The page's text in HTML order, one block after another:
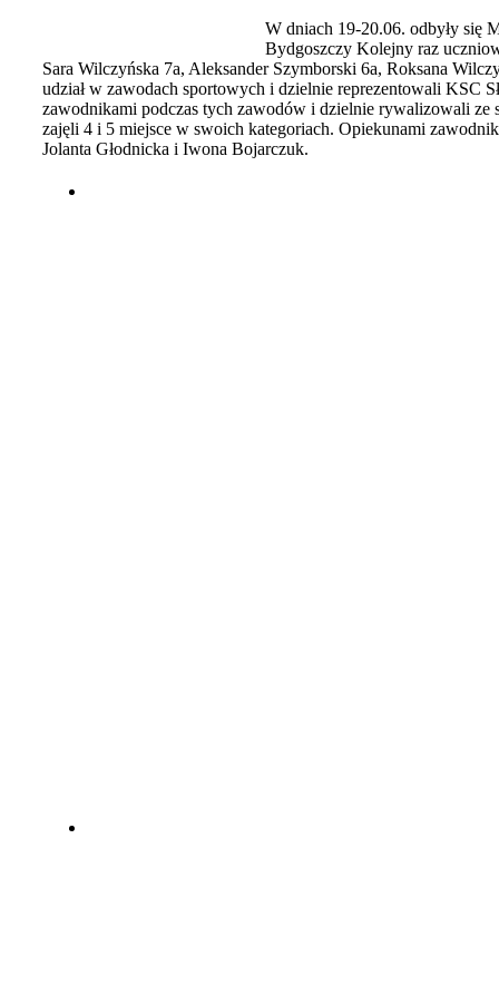
W dniach 19-20.06. odbyły się
Bydgoszczy Kolejny raz
Sara Wilczyńska 7a, Aleksander Szymborski 6a, Roksana
udział w zawodach sportowych i dzielnie reprezentowali KSC
zawodnikami podczas tych zawodów i dzielnie rywalizowali
zajęli 4 i 5 miejsce w swoich kategoriach. Opiekunami
Jolanta Głodnicka i Iwona Bojarczuk.